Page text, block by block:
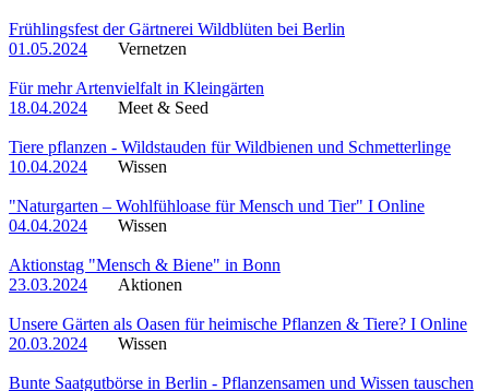
Frühlingsfest der Gärtnerei Wildblüten bei Berlin
01.05.2024
Vernetzen
Für mehr Artenvielfalt in Kleingärten
18.04.2024
Meet & Seed
Tiere pflanzen - Wildstauden für Wildbienen und Schmetterlinge
10.04.2024
Wissen
"Naturgarten – Wohlfühloase für Mensch und Tier" I Online
04.04.2024
Wissen
Aktionstag "Mensch & Biene" in Bonn
23.03.2024
Aktionen
Unsere Gärten als Oasen für heimische Pflanzen & Tiere? I Online
20.03.2024
Wissen
Bunte Saatgutbörse in Berlin - Pflanzensamen und Wissen tauschen